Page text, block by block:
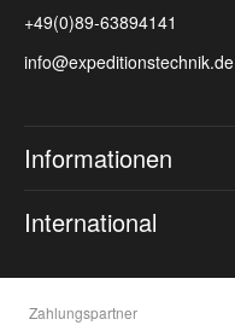
+49(0)89-63894141
info@expeditionstechnik.de
Informationen
International
Zahlungspartner